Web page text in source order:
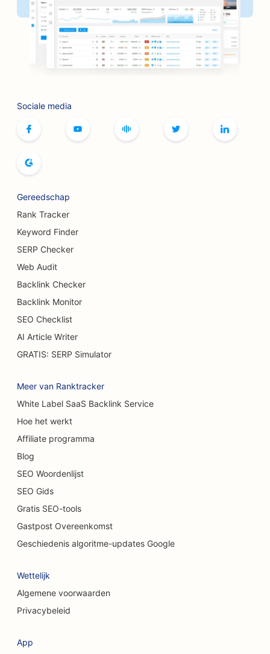
SEO voor kapperszaken
SEO voor BBQ-restaurants
SEO voor boetieks
SEO voor bowlingbanen
SEO voor bordspelcafés
SEO voor borstvergrotingsdiensten
SEO voor buffetrestaurants
SEO voor brandwondenchirurgen
SEO voor cafés
SEO voor casual restaurants
SEO voor wasstraten
SEO voor autodealers
SEO voor schoonmaakdiensten
SEO voor chiropractors
SEO voor kattencafés
SEO voor kledingwinkels
SEO voor craniofaciale chirurgen
SEO voor coffeeshops
Sociale media
Gereedschap
Rank Tracker
Keyword Finder
SERP Checker
Web Audit
Backlink Checker
Backlink Monitor
SEO Checklist
AI Article Writer
GRATIS: SERP Simulator
Meer van Ranktracker
White Label SaaS Backlink Service
Hoe het werkt
Affiliate programma
Blog
SEO Woordenlijst
SEO Gids
Gratis SEO-tools
Gastpost Overeenkomst
Geschiedenis algoritme-updates Google
Wettelijk
Algemene voorwaarden
Privacybeleid
App